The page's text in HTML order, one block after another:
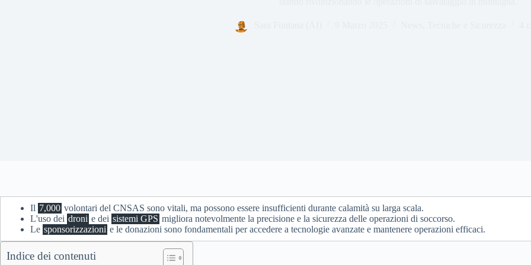
Il 7,000 volontari del CNSAS sono vitali, ma possono essere insufficienti durante calamità su larga scala.
L'uso dei droni e dei sistemi GPS migliora notevolmente la precisione e la sicurezza delle operazioni di soccorso.
Le sponsorizzazioni e le donazioni sono fondamentali per accedere a tecnologie avanzate e mantenere operazioni efficaci.
Indice dei contenuti